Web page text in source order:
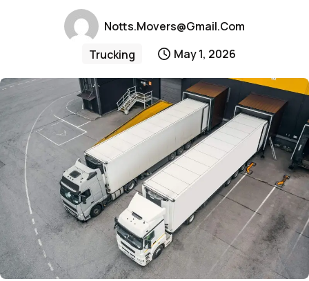
Notts.movers@gmail.com
Trucking
May 1, 2026